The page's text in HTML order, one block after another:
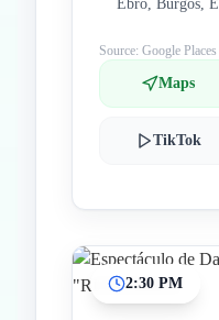
Ebro, Burgos,
Source: Google Places
Maps
TikTok
2:30 PM